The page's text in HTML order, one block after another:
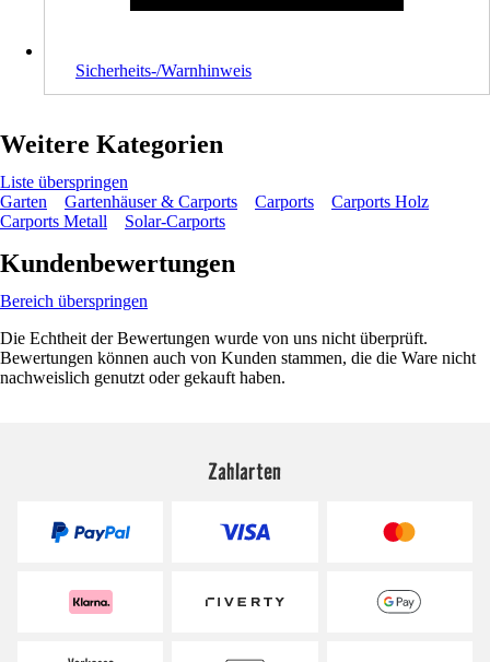
Sicherheits-/Warnhinweis
Weitere Kategorien
Liste überspringen
Garten
Gartenhäuser & Carports Carports
Carports Holz
Carports Metall
Solar-Carports
Kundenbewertungen
Bereich überspringen
Die Echtheit der Bewertungen wurde von uns nicht überprüft.
Bewertungen können auch von Kunden stammen, die die Ware nicht
nachweislich genutzt oder gekauft haben.
Zahlarten